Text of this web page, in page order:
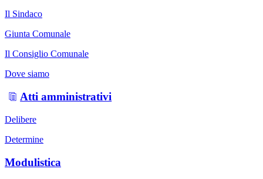
Il Sindaco
Giunta Comunale
Il Consiglio Comunale
Dove siamo
Atti amministrativi
Delibere
Determine
Modulistica